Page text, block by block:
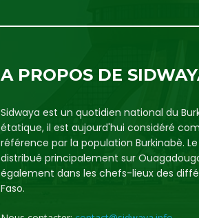
A PROPOS DE
Sidwaya est un quotidien national du
étatique, il est aujourd'hui considéré
référence par la population Burkinabè.
distribué principalement sur
également dans les chefs-lieux des
Faso.